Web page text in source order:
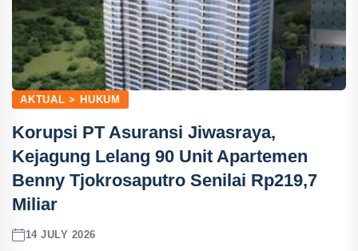
AKTUAL > HUKUM
Korupsi PT Asuransi Jiwasraya,
Kejagung Lelang 90 Unit Apartemen
Benny Tjokrosaputro Senilai Rp219,7
Miliar
14 JULY 2026